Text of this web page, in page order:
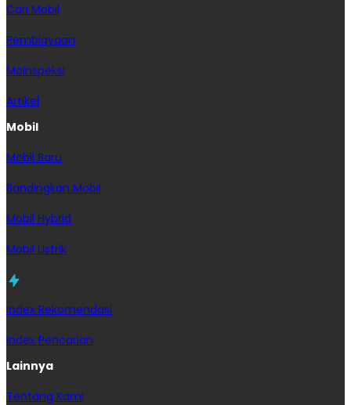
Cari Mobil
Pembiayaan
MoInspeksi
Artikel
Mobil
Mobil Baru
Bandingkan Mobil
Mobil Hybrid
Mobil Listrik
Index Rekomendasi
Index Pencarian
Lainnya
Tentang Kami